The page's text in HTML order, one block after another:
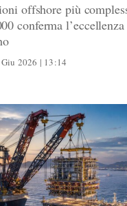
offshore più
conferma
2026 | 13:14